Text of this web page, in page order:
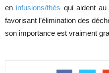
en infusions/thés qui aident
favorisant l’élimination des
son importance est vraiment